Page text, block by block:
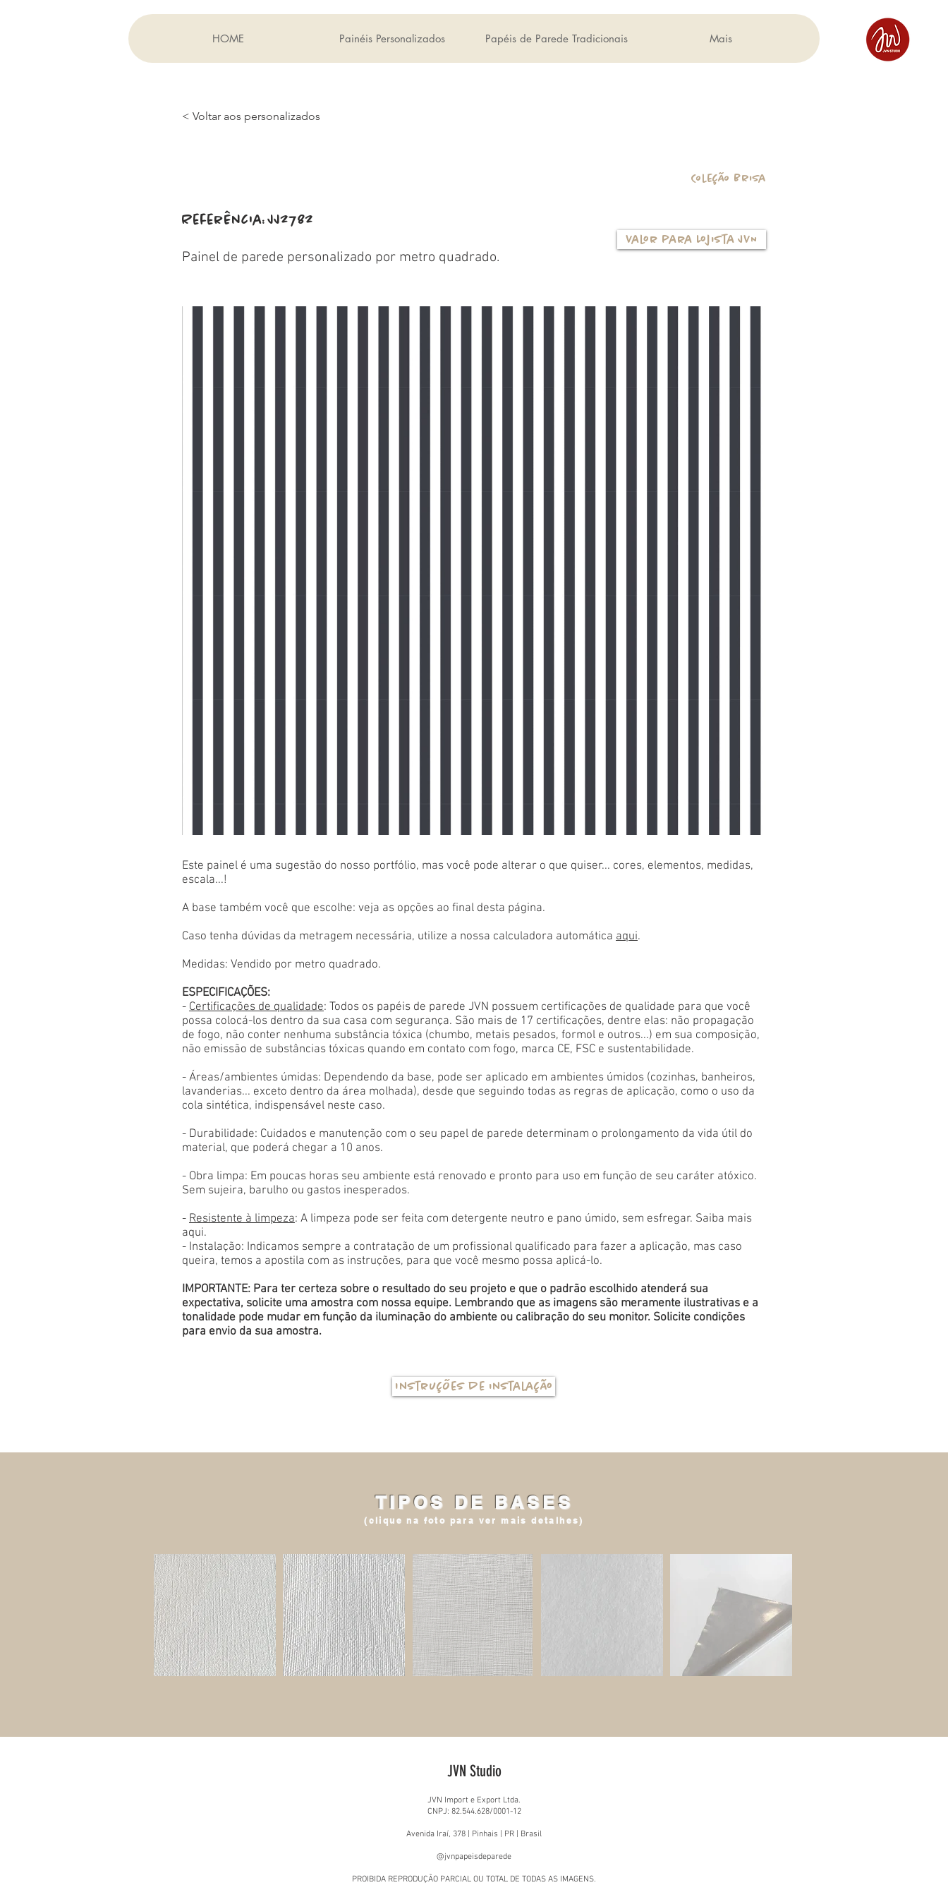
HOME Painéis Personalizados Papéis de Parede Tradicionais Mais
< Voltar aos personalizados
Coleção Brisa
Referência: JJ2782
Painel de parede personalizado por metro quadrado.
Valor para Lojista JVN
Este painel é uma sugestão do nosso portfólio, mas você pode alterar o que quiser... cores, elementos, medidas,
escala...!
A base também você que escolhe: veja as opções ao final desta página.
Caso tenha dúvidas da metragem necessária, utilize a nossa calculadora automática aqui.
Medidas: Vendido por metro quadrado.
ESPECIFICAÇÕES:
- Certificações de qualidade: Todos os papéis de parede JVN possuem certificações de qualidade para que você
possa colocá-los dentro da sua casa com segurança. São mais de 17 certificações, dentre elas: não propagação
de fogo, não conter nenhuma substância tóxica (chumbo, metais pesados, formol e outros...) em sua composição,
não emissão de substâncias tóxicas quando em contato com fogo, marca CE, FSC e sustentabilidade.
- Áreas/ambientes úmidas: Dependendo da base, pode ser aplicado em ambientes úmidos (cozinhas, banheiros,
lavanderias... exceto dentro da área molhada), desde que seguindo todas as regras de aplicação, como o uso da
cola sintética, indispensável neste caso.
- Durabilidade: Cuidados e manutenção com o seu papel de parede determinam o prolongamento da vida útil do
material, que poderá chegar a 10 anos.
- Obra limpa: Em poucas horas seu ambiente está renovado e pronto para uso em função de seu caráter atóxico.
Sem sujeira, barulho ou gastos inesperados.
- Resistente à limpeza: A limpeza pode ser feita com detergente neutro e pano úmido, sem esfregar. Saiba mais
aqui.
- Instalação: Indicamos sempre a contratação de um profissional qualificado para fazer a aplicação, mas caso
queira, temos a apostila com as instruções, para que você mesmo possa aplicá-lo.
IMPORTANTE: Para ter certeza sobre o resultado do seu projeto e que o padrão escolhido atenderá sua
expectativa, solicite uma amostra com nossa equipe. Lembrando que as imagens são meramente ilustrativas e a
tonalidade pode mudar em função da iluminação do ambiente ou calibração do seu monitor. Solicite condições
para envio da sua amostra.
Instruções de instalação
TIPOS DE BASES
(clique na foto para ver mais detalhes)
JVN Studio
JVN Import e Export Ltda.
CNPJ: 82.544.628/0001-12
Avenida Iraí, 378 | Pinhais | PR | Brasil
@jvnpapeisdeparede
PROIBIDA REPRODUÇÃO PARCIAL OU TOTAL DE TODAS AS IMAGENS.